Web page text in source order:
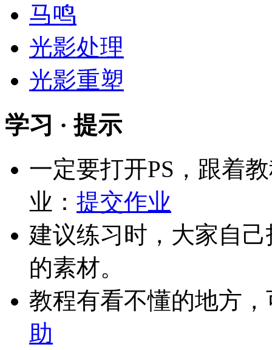
马鸣
光影处理
光影重塑
学习 · 提示
一定要打开PS，跟着
业： 提交作业
建议练习时，大家自
的素材。
教程有看不懂的地方
助